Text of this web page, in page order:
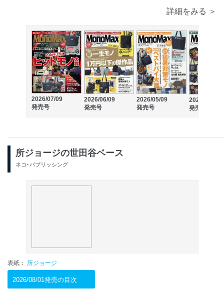
詳細をみる ＞
2026/07/09
発売号
2026/06/09
発売号
2026/05/09
発売号
2026/04/09
発売号
所ジョージの世田谷ベース
ネコ･パブリッシング
表紙： 所ジョージ
2026/08/01発売の目次